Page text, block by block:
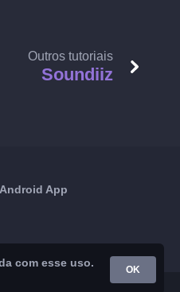
Outros tutoriais
Soundiiz
Android App
com esse uso.
OK